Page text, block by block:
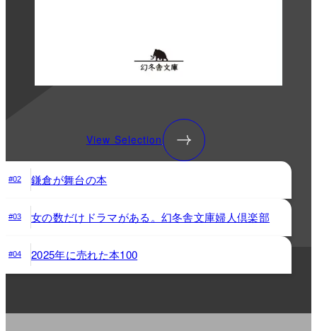
View Selection
#02 鎌倉が舞台の本
#03 女の数だけドラマがある。幻冬舎文庫婦人倶楽部
#04 2025年に売れた本100